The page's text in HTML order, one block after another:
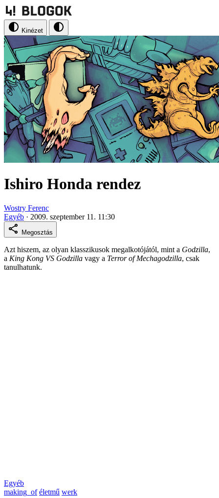
Kinézet
Ishiro Honda rendez
Wostry Ferenc
Egyéb · 2009. szeptember 11. 11:30
Megosztás
Azt hiszem, az olyan klasszikusok megalkotójától, mint a Godzilla,
a King Kong VS Godzilla vagy a Terror of Mechagodzilla, csak
tanulhatunk.
Egyéb
making_of életmű werk